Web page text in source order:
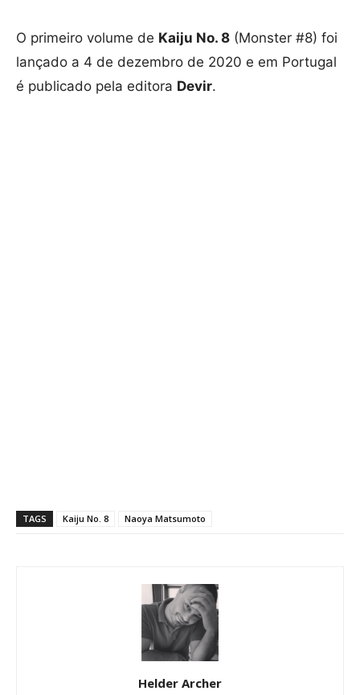
O primeiro volume de Kaiju No. 8 (Monster #8) foi
lançado a 4 de dezembro de 2020 e em Portugal
é publicado pela editora Devir.
TAGS Kaiju No. 8 Naoya Matsumoto
Helder Archer